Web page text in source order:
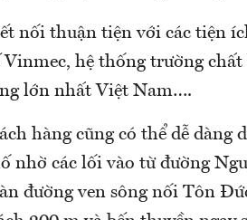
nối thuận tiện với các tiện
Vinmec, hệ thống trường
lớn nhất Việt Nam….
hàng cũng có thể dễ dàng
nhờ các lối vào từ đường
đường ven sông nối Tôn